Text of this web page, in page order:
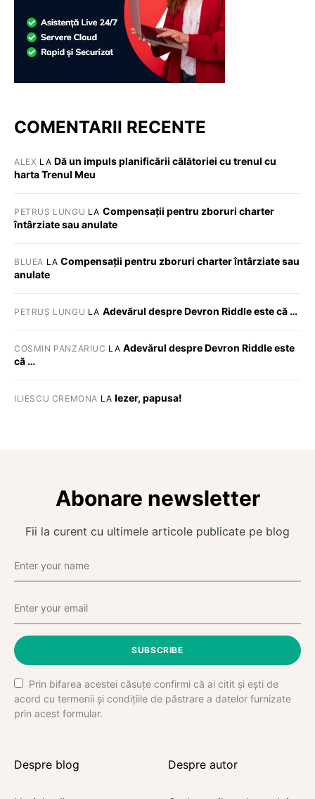
COMENTARII RECENTE
ALEX LA Dă un impuls planificării călătoriei cu trenul cu
harta Trenul Meu
PETRUȘ LUNGU LA Compensații pentru zboruri charter
întârziate sau anulate
BLUEA LACompensații pentru zboruri charter întârziate sau
anulate
PETRUȘ LUNGU LA Adevărul despre Devron Riddle este că …
COSMIN PANZARIUC LA Adevărul despre Devron Riddle este
că …
ILIESCU CREMONA LA Iezer, papusa!
Abonare newsletter
Fii la curent cu ultimele articole publicate pe blog
SUBSCRIBE
Prin bifarea acestei căsuțe confirmi că ai citit și ești de
acord cu termenii și condițiile de păstrare a datelor furnizate
prin acest formular.
Despre blog Despre autor